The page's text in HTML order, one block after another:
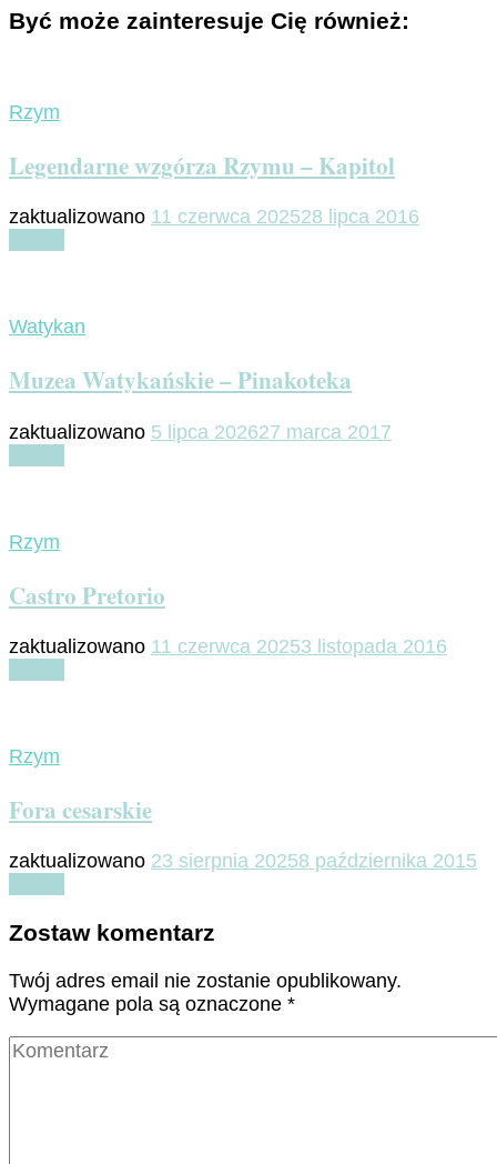
Być może zainteresuje Cię również:
Rzym
Legendarne wzgórza Rzymu – Kapitol
zaktualizowano 11 czerwca 202528 lipca 2016
Watykan
Muzea Watykańskie – Pinakoteka
zaktualizowano 5 lipca 202627 marca 2017
Rzym
Castro Pretorio
zaktualizowano 11 czerwca 20253 listopada 2016
Rzym
Fora cesarskie
zaktualizowano 23 sierpnia 20258 października 2015
Zostaw komentarz
Twój adres email nie zostanie opublikowany.
Wymagane pola są oznaczone *